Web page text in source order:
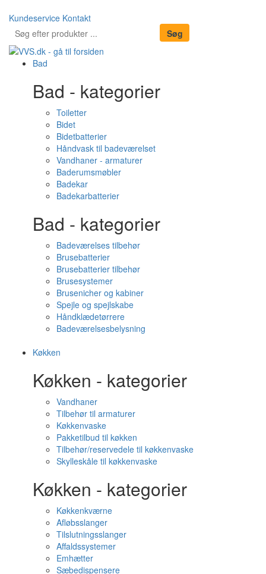
Kundeservice Kontakt
Bad
Bad - kategorier
Toiletter
Bidet
Bidetbatterier
Håndvask til badeværelset
Vandhaner - armaturer
Baderumsmøbler
Badekar
Badekarbatterier
Bad - kategorier
Badeværelses tilbehør
Brusebatterier
Brusebatterier tilbehør
Brusesystemer
Brusenicher og kabiner
Spejle og spejlskabe
Håndklædetørrere
Badeværelsesbelysning
Køkken
Køkken - kategorier
Vandhaner
Tilbehør til armaturer
Køkkenvaske
Pakketilbud til køkken
Tilbehør/reservedele til køkkenvaske
Skylleskåle til køkkenvaske
Køkken - kategorier
Køkkenkværne
Afløbsslanger
Tilslutningsslanger
Affaldssystemer
Emhætter
Sæbedispensere